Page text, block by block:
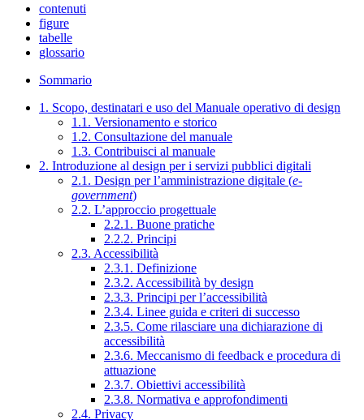
contenuti
figure
tabelle
glossario
Sommario
1. Scopo, destinatari e uso del Manuale operativo di design
1.1. Versionamento e storico
1.2. Consultazione del manuale
1.3. Contribuisci al manuale
2. Introduzione al design per i servizi pubblici digitali
2.1. Design per l’amministrazione digitale (e-
government)
2.2. L’approccio progettuale
2.2.1. Buone pratiche
2.2.2. Principi
2.3. Accessibilità
2.3.1. Definizione
2.3.2. Accessibilità by design
2.3.3. Principi per l’accessibilità
2.3.4. Linee guida e criteri di successo
2.3.5. Come rilasciare una dichiarazione di
accessibilità
2.3.6. Meccanismo di feedback e procedura di
attuazione
2.3.7. Obiettivi accessibilità
2.3.8. Normativa e approfondimenti
2.4. Privacy